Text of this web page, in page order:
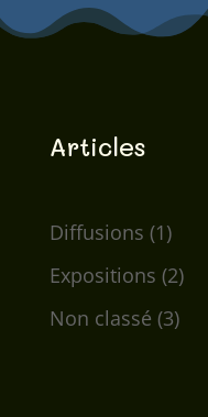
Articles
Diffusions (1)
Expositions (2)
Non classé (3)